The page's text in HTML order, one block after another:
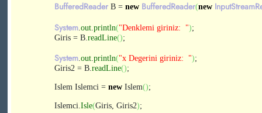
BufferedReader B = new BufferedReader(new
System.out.println("Denklemi giriniz: ");
Giris = B.readLine();
System.out.println("x Degerini giriniz: ");
Giris2 = B.readLine();
Islem Islemci = new Islem();
Islemci.Isle(Giris, Giris2);